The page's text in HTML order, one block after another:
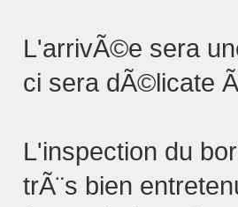
L'arrivÃ©e sera
ci sera dÃ©licate
L'inspection du
trÃ¨s bien